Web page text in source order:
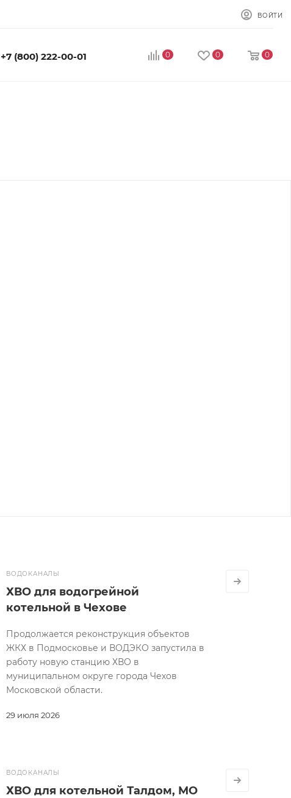
ВОЙТИ
+7 (800) 222-00-01 0 0 0
ВОДОКАНАЛЫ
29 июля 2026
ХВО для водогрейной
котельной в Чехове
Продолжается реконструкция объектов
ЖКХ в Подмосковье и ВОДЭКО запустила в
работу новую станцию ХВО в
муниципальном округе города Чехов
Московской области.
ВОДОКАНАЛЫ
ХВО для котельной Талдом, МО